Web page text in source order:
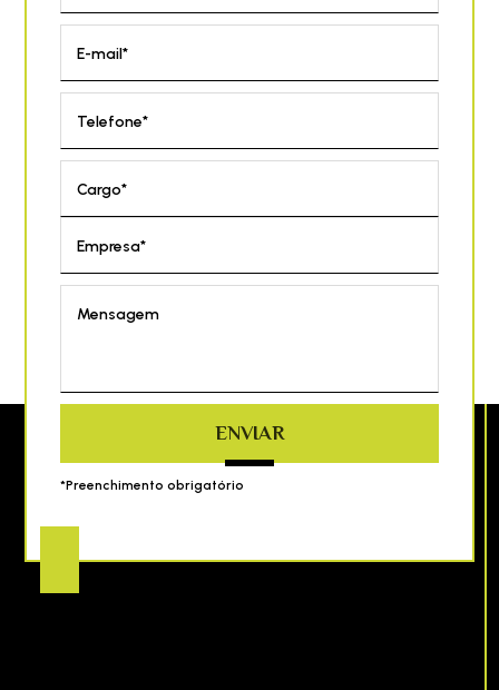
E-mail*
Telefone*
Cargo*
Empresa*
Mensagem
ENVIAR
*Preenchimento obrigatório